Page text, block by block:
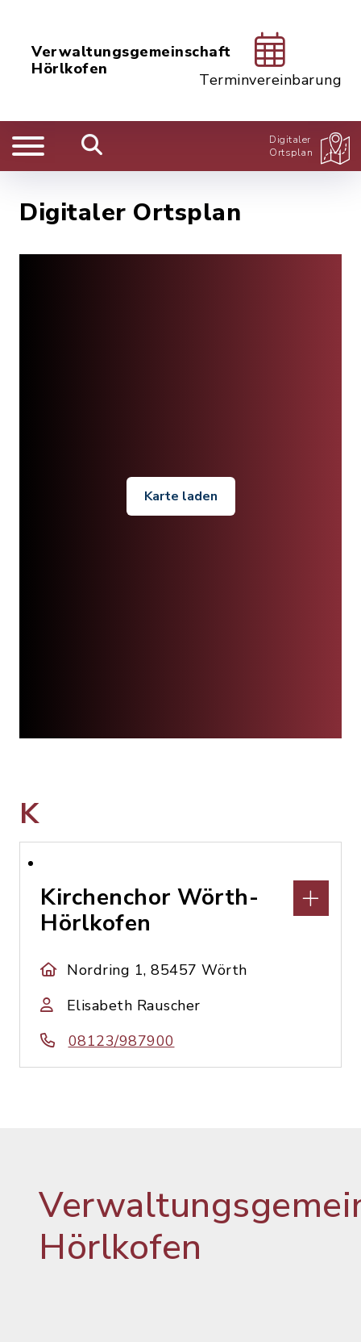
Verwaltungsgemeinschaft
Hörlkofen
Terminvereinbarung
Digitaler
Ortsplan
Digitaler Ortsplan
Karte laden
K
Kirchenchor Wörth-
Hörlkofen
Nordring 1, 85457 Wörth
Elisabeth Rauscher
08123/987900
Hörlkofen